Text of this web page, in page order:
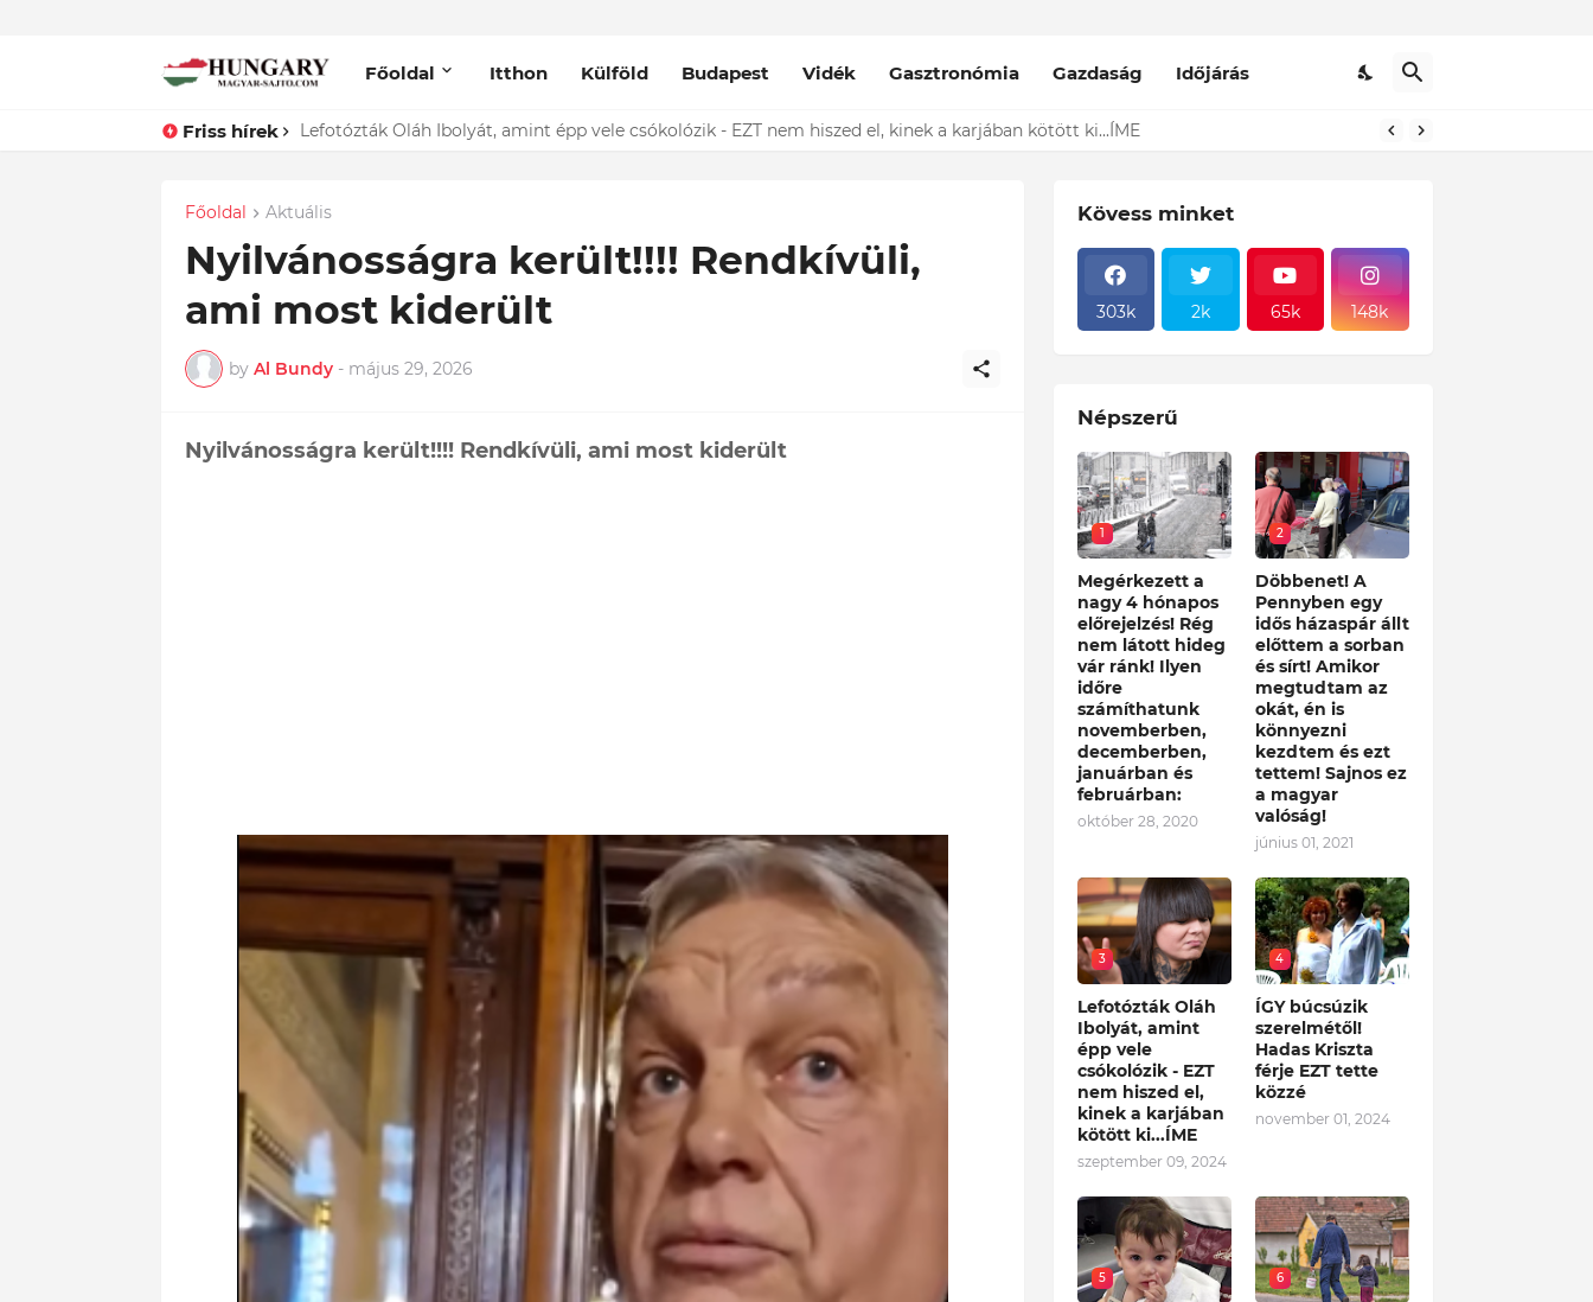
Főoldal Itthon Külföld Budapest Vidék Gasztronómia Gazdaság Időjárás
Friss hírek Lefotózták Oláh Ibolyát, amint épp vele csókolózik - EZT nem hiszed el, kinek a karjában kötött ki...ÍME
Főoldal Aktuális
Nyilvánosságra került!!!! Rendkívüli,
ami most kiderült
by Al Bundy - május 29, 2026
Nyilvánosságra került!!!! Rendkívüli, ami most kiderült
Kövess minket
303k 2k 65k 148k
Népszerű
1
Megérkezett a
nagy 4 hónapos
előrejelzés! Rég
nem látott hideg
vár ránk! Ilyen
időre
számíthatunk
novemberben,
decemberben,
januárban és
februárban:
október 28, 2020
2
Döbbenet! A
Pennyben egy
idős házaspár állt
előttem a sorban
és sírt! Amikor
megtudtam az
okát, én is
könnyezni
kezdtem és ezt
tettem! Sajnos ez
a magyar
valóság!
június 01, 2021
3
Lefotózták Oláh
Ibolyát, amint
épp vele
csókolózik - EZT
nem hiszed el,
kinek a karjában
kötött ki...ÍME
szeptember 09, 2024
4
ÍGY búcsúzik
szerelmétől!
Hadas Kriszta
férje EZT tette
közzé
november 01, 2024
5 6